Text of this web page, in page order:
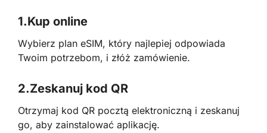
1.Kup online
Wybierz plan eSIM, który najlepiej odpowiada
Twoim potrzebom, i złóż zamówienie.
2.Zeskanuj kod QR
Otrzymaj kod QR pocztą elektroniczną i zeskanuj
go, aby zainstalować aplikację.